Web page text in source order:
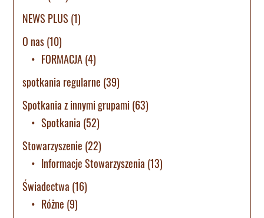
NEWS PLUS (1)
O nas(10)
FORMACJA(4)
spotkania regularne (39)
Spotkania z innymi grupami (63)
Spotkania (52)
Stowarzyszenie (22)
Informacje Stowarzyszenia (13)
Świadectwa (16)
Różne (9)